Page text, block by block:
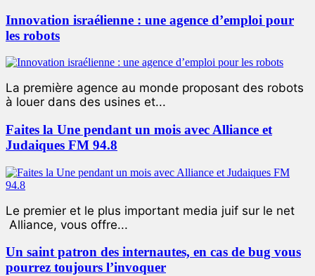
Innovation israélienne : une agence d’emploi pour
les robots
La première agence au monde proposant des robots
à louer dans des usines et...
Faites la Une pendant un mois avec Alliance et
Judaiques FM 94.8
Le premier et le plus important media juif sur le net
Alliance, vous offre...
Un saint patron des internautes, en cas de bug vous
pourrez toujours l’invoquer